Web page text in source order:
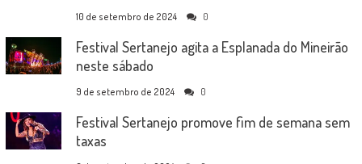
10 de setembro de 2024 0
Festival Sertanejo agita a Esplanada do Mineirão
neste sábado
9 de setembro de 2024 0
Festival Sertanejo promove fim de semana sem
taxas